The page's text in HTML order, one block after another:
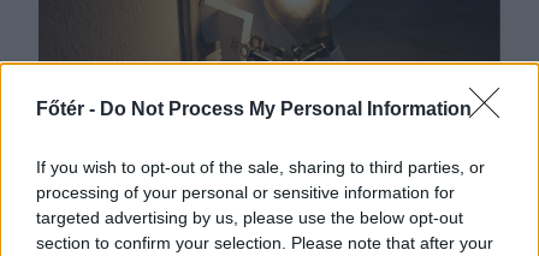
Főtér - Do Not Process My Personal Information
If you wish to opt-out of the sale, sharing to third parties, or
processing of your personal or sensitive information for
targeted advertising by us, please use the below opt-out
section to confirm your selection. Please note that after your
2026. AUGUSZTUS 06., CSÜTÖRTÖK